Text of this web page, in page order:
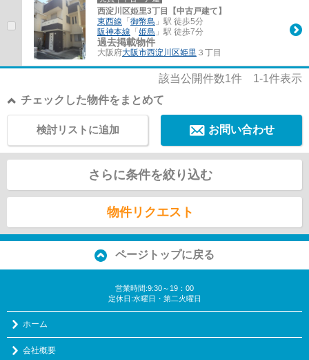
西淀川区姫里3丁目【中古戸建て】
東西線 「 御幣島 」駅 徒歩5分
阪神本線 「 姫島 」駅 徒歩7分
過去掲載物件
大阪府大阪市西淀川区姫里 ３丁目
該当公開件数1件 1-1件表示
チェックした物件をまとめて
お問い合わせ
検討リストに追加
さらに条件を絞り込む
物件リクエスト
ページトップに戻る
営業時間:9:30～19：00
定休日:水曜日・第二火曜日
ホーム
会社概要